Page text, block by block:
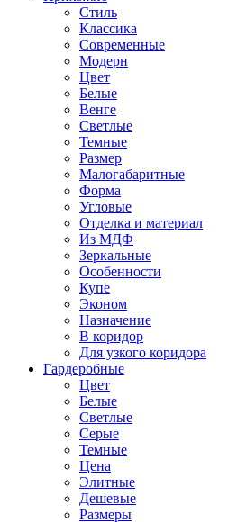
Стиль
Классика
Современные
Модерн
Цвет
Белые
Венге
Светлые
Темные
Размер
Малогабаритные
Форма
Угловые
Отделка и материал
Из МДФ
Зеркальные
Особенности
Купе
Эконом
Назначение
В коридор
Для узкого коридора
Гардеробные
Цвет
Белые
Светлые
Серые
Темные
Цена
Элитные
Дешевые
Размеры